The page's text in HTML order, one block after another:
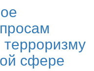
терроризму
сфере